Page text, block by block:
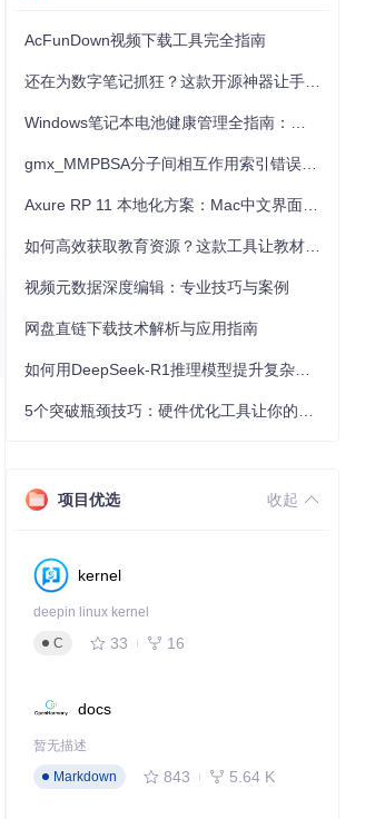
AcFunDown视频下载工具完全指南
视频元数据深度编辑：专业技巧与案例
网盘直链下载技术解析与应用指南
项目优选 收起
kernel
deepin linux kernel
C
33 16
docs
暂无描述
Markdown
843 5.64 K